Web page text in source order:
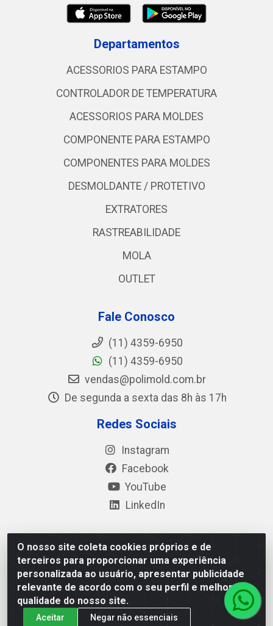
O nosso site coleta cookies próprios e de
terceiros para proporcionar uma experiência
personalizada ao usuário, apresentar publicidade
relevante de acordo com o seu perfil e melhorar a
qualidade do nosso site.
Aceitar Negar não essenciais
Departamentos
ACESSORIOS PARA ESTAMPO
CONTROLADOR DE TEMPERATURA
ACESSORIOS PARA MOLDES
COMPONENTE PARA ESTAMPO
COMPONENTES PARA MOLDES
DESMOLDANTE / PROTETIVO
EXTRATORES
RASTREABILIDADE
MOLA
OUTLET
Fale Conosco
(11) 4359-6950
(11) 4359-6950
vendas@polimold.com.br
De segunda a sexta das 8h às 17h
Redes Sociais
Instagram
Facebook
YouTube
LinkedIn
Polimold Industrial Ltda - Estrada dos Casa, 4585 – São
Bernardo do Campo / SP – CEP: 09.840-000 - CNPJ
44.106.466/0001-41